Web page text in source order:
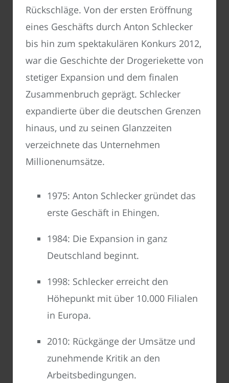
Rückschläge. Von der ersten Eröffnung
eines Geschäfts durch Anton Schlecker
bis hin zum spektakulären Konkurs 2012,
war die Geschichte der Drogeriekette von
stetiger Expansion und dem finalen
Zusammenbruch geprägt. Schlecker
expandierte über die deutschen Grenzen
hinaus, und zu seinen Glanzzeiten
verzeichnete das Unternehmen
Millionenumsätze.
1975: Anton Schlecker gründet das
erste Geschäft in Ehingen.
1984: Die Expansion in ganz
Deutschland beginnt.
1998: Schlecker erreicht den
Höhepunkt mit über 10.000 Filialen
in Europa.
2010: Rückgänge der Umsätze und
zunehmende Kritik an den
Arbeitsbedingungen.